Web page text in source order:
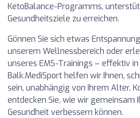
KetoBalance-Programms,
Gesundheitsziele zu erreichen.
Gönnen Sie sich etwas
unserem Wellnessbereich oder
unseres EMS-Trainings – effektiv
Balk.MediSport helfen wir Ihnen,
sein, unabhängig von Ihrem Alter.
entdecken Sie, wie wir gemeinsam
Gesundheit verbessern können.